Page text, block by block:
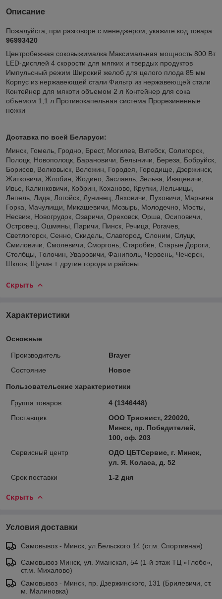
Описание
Пожалуйста, при разговоре с менеджером, укажите код товара:
96993420
Центробежная соковыжималка Максимальная мощность 800 Вт
LED-дисплей 4 скорости для мягких и твердых продуктов
Импульсный режим Широкий желоб для целого плода 85 мм
Корпус из нержавеющей стали Фильтр из нержавеющей стали
Контейнер для мякоти объемом 2 л Контейнер для сока
объемом 1,1 л Противокапельная система Прорезиненные
ножки
Доставка по всей Беларуси:
Минск, Гомель, Гродно, Брест, Могилев, Витебск, Солигорск,
Полоцк, Новополоцк, Барановичи, Белыничи, Береза, Бобруйск,
Борисов, Волковыск, Воложин, Городея, Городище, Дзержинск,
Житковичи, Жлобин, Жодино, Заславль, Зельва, Ивацевичи,
Ивье, Калинковичи, Кобрин, Коханово, Крупки, Лельчицы,
Лепель, Лида, Логойск, Лунинец, Ляховичи, Пуховичи, Марьина
Горка, Мачулищи, Микашевичи, Мозырь, Молодечно, Мосты,
Несвиж, Новогрудок, Озаричи, Ореховск, Орша, Осиповичи,
Островец, Ошмяны, Паричи, Пинск, Речица, Рогачев,
Светлогорск, Сенно, Скидель, Славгород, Слоним, Слуцк,
Смиловичи, Смолевичи, Сморгонь, Старобин, Старые Дороги,
Столбцы, Толочин, Уваровичи, Фаниполь, Червень, Чечерск,
Шклов, Щучин + другие города и районы.
Скрыть
Характеристики
Основные
Производитель
Brayer
Состояние
Новое
Пользовательские характеристики
Группа товаров
4 (1346448)
Поставщик
ООО Триовист, 220020,
Минск, пр. Победителей,
100, оф. 203
Сервисный центр
ОДО ЦБТСервис, г. Минск,
ул. Я. Коласа, д. 52
Срок поставки
1-2 дня
Скрыть
Условия доставки
Самовывоз - Минск, ул.Бельского 14 (ст.м. Спортивная)
Самовывоз Минск, ул. Уманская, 54 (1-й этаж ТЦ «Глобо»,
ст.м. Михалово)
Самовывоз - Минск, пр. Дзержинского, 131 (Брилевичи, ст.
м. Малиновка)